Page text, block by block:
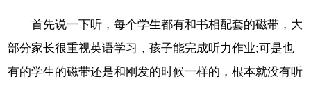
首先说一下听，每个学生都有和书相配套的磁带，大
部分家长很重视英语学习，孩子能完成听力作业;可是也
有的学生的磁带还是和刚发的时候一样的，根本就没有听